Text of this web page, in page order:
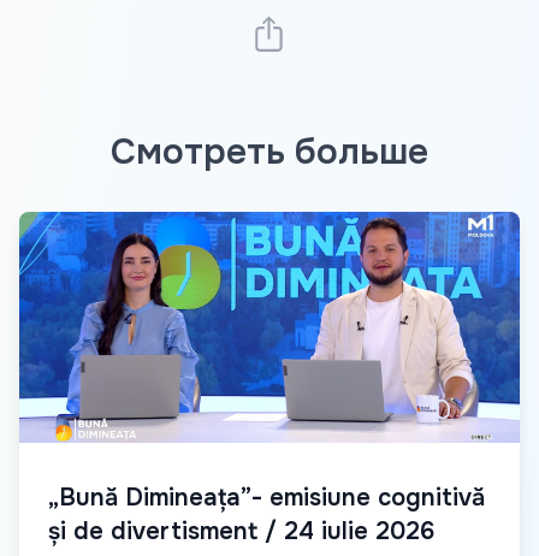
Смотреть больше
„Bună Dimineața”- emisiune cognitivă
și de divertisment / 24 iulie 2026